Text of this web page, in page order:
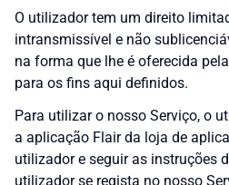
O utilizador tem um direito
intransmissível e não
na forma que lhe é oferecida
para os fins aqui definidos.
Para utilizar o nosso Serviço, o
a aplicação Flair da loja de
utilizador e seguir as instruções
utilizador se regista no nosso